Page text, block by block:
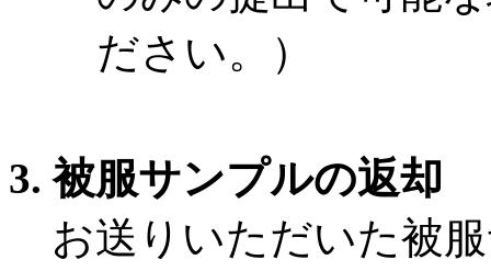
ださい。）
3. 被服サンプルの返却
お送りいただいた被